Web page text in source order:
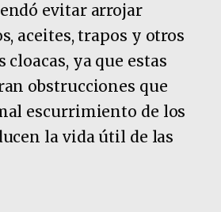
evitar arrojar
aceites, trapos y otros
cloacas, ya que estas
obstrucciones que
escurrimiento de los
la vida útil de las